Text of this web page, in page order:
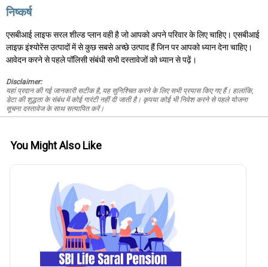
निष्कर्ष
एसबीआई लाइफ सरल शील्ड प्लान वही है जो आपको अपने परिवार के लिए चाहिए। एसबीआई
लाइफ़ इंश्योरेंस उत्पादों में से कुछ सबसे अच्छे उत्पाद हैं जिन पर आपको ध्यान देना चाहिए।
आवेदन करने से पहले पॉलिसी संबंधी सभी दस्तावेजों को ध्यान से पढ़ें।
Disclaimer:
यहां प्रदान की गई जानकारी सटीक है, यह सुनिश्चित करने के लिए सभी प्रयास किए गए हैं। हालांकि,
डेटा की शुद्धता के संबंध में कोई गारंटी नहीं दी जाती है। कृपया कोई भी निवेश करने से पहले योजना
सूचना दस्तावेज के साथ सत्यापित करें।
You Might Also Like